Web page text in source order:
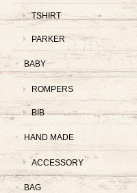
TSHIRT
PARKER
BABY
ROMPERS
BIB
HAND MADE
ACCESSORY
BAG